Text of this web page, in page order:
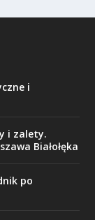
i
i zalety.
Białołęka
po